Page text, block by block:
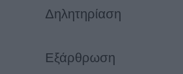
Δηλητηρίαση
Εξάρθρωση